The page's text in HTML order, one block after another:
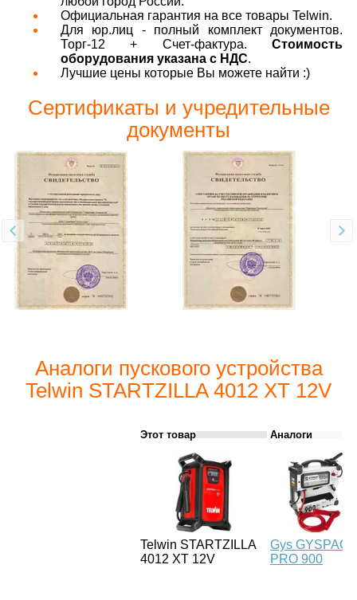
Официальная гарантия на все товары Telwin.
Для юр.лиц - полный комплект документов.
Торг-12 + Счет-фактура. Стоимость
оборудования указана с НДС.
Лучшие цены которые Вы можете найти :)
Сертификаты и учредительные
документы
Аналоги пускового устройства
Telwin STARTZILLA 4012 XT 12V
Этот товар Аналоги
Telwin STARTZILLA
4012 XT 12V
Gys GYSPACK
PRO 900